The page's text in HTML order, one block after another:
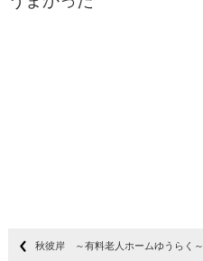
秋彼岸 ～有料老人ホームゆうらく～